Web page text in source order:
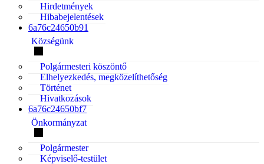
Hirdetmények
Hibabejelentések
6a76c24650b91
Községünk
Polgármesteri köszöntő
Elhelyezkedés, megközelíthetőség
Történet
Hivatkozások
6a76c24650bf7
Önkormányzat
Polgármester
Képviselő-testület